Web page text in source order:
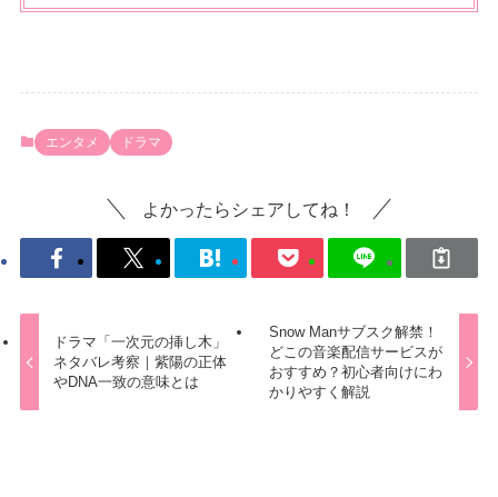
エンタメ ドラマ
よかったらシェアしてね！
ドラマ「一次元の挿し木」
ネタバレ考察｜紫陽の正体
やDNA一致の意味とは
Snow Manサブスク解禁！
どこの音楽配信サービスが
おすすめ？初心者向けにわ
かりやすく解説